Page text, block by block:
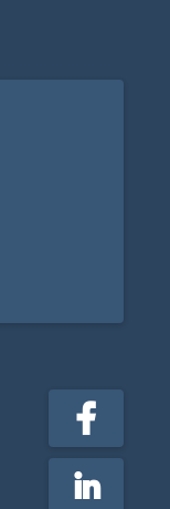
stempel-
fabrik.de
@Social
Media
Facebook
LinkedIn